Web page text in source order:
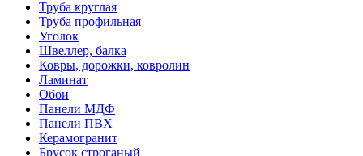
Труба круглая
Труба профильная
Уголок
Швеллер, балка
Ковры, дорожки, ковролин
Ламинат
Обои
Панели МДФ
Панели ПВХ
Керамогранит
Брусок строганый